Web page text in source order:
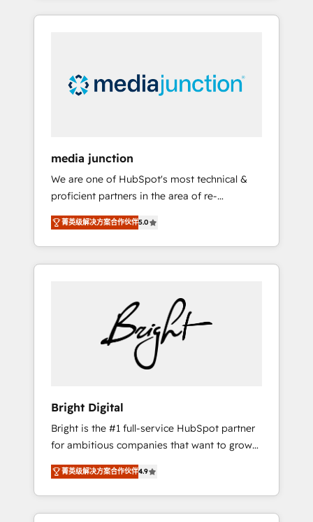
Admin + Project Manager); and Fixed Project
bundle services. Connect with us today!
to simplify the complex and build a better
media junction
We are one of HubSpot's most technical &
proficient partners in the area of re-
platforming, website design & development.
We specialize in multi-hub implementations
for mid-market & enterprise companies. We
are woman-owned, powered by coffee, and
Impact Award 🏆2022 Technical Expertise
Impact Award 🏆2022 Platform Migration
Excellence Impact Award 🏆2020 Elite
Solutions Partner 🏆2019 Integrations
Website Design HubSpot Impact Award 🏆
2017 Website Design HubSpot Impact Award
🏆2016 Growth-Driven Design Agency of the
Year 🏆2016 Sales Enablement HubSpot
Impact Award 🏆2015 Growth-Driven Design
Agency of the Year 🏆2015 Became the 5th
Agency to reach Diamond 🏆2014 HubSpot
菁英级解决方案合作伙伴5.0
Bright Digital
Bright is the #1 full-service HubSpot partner
for ambitious companies that want to grow
smarter. From HubSpot onboarding, to
training, from developing a new website to
lead generation and digital marketing; we do
it all (and with great results)! In short, our
菁英级解决方案合作伙伴4.9